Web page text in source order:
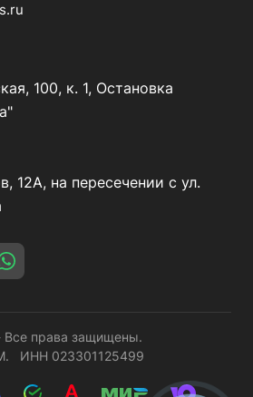
100, к. 1, Остановка
12А, на пересечении с ул.
Все права защищены.
ИНН 023301125499